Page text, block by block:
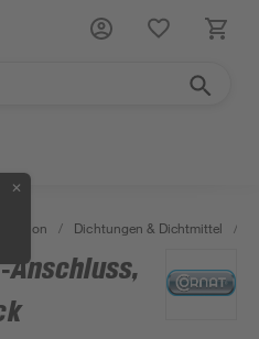
✕
/ Dichtungen & Dichtmittel /